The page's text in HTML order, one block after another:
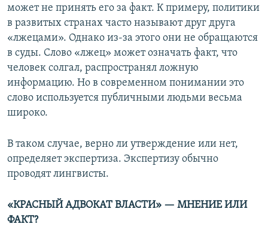
может не принять его за факт. К примеру, политики
в развитых странах часто называют друг друга
«лжецами». Однако из-за этого они не обращаются
в суды. Слово «лжец» может означать факт, что
человек солгал, распространял ложную
информацию. Но в современном понимании это
слово используется публичными людьми весьма
широко.
В таком случае, верно ли утверждение или нет,
определяет экспертиза. Экспертизу обычно
проводят лингвисты.
«КРАСНЫЙ АДВОКАТ ВЛАСТИ» — МНЕНИЕ ИЛИ
ФАКТ?